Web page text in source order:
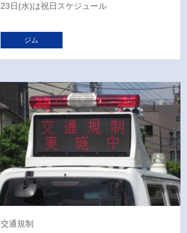
23日(水)は祝日スケジュール
ジム
交通規制